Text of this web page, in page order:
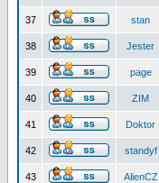
37 stan
38 Jester
39 page
40 ZIM
41 Doktor
42 standyf
43 AlienCZ